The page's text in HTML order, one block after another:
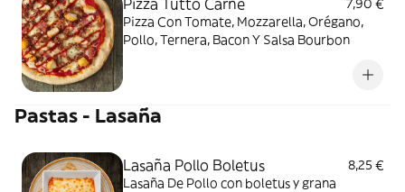
Pizza Tutto Carne
7,90 €
Pizza Con Tomate, Mozzarella, Orégano,
Pollo, Ternera, Bacon Y Salsa Bourbon
Pastas - Lasaña
Lasaña Pollo Boletus
8,25 €
Lasaña De Pollo con boletus y grana